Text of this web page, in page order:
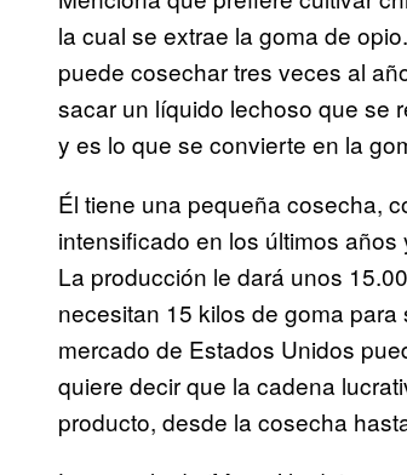
la cual se extrae la goma de
puede cosechar tres veces al
sacar un líquido lechoso que se
y es lo que se convierte en la
Él tiene una pequeña cosecha,
intensificado en los últimos
La producción le dará unos
necesitan 15 kilos de goma
mercado de Estados Unidos
quiere decir que la cadena
producto, desde la cosecha